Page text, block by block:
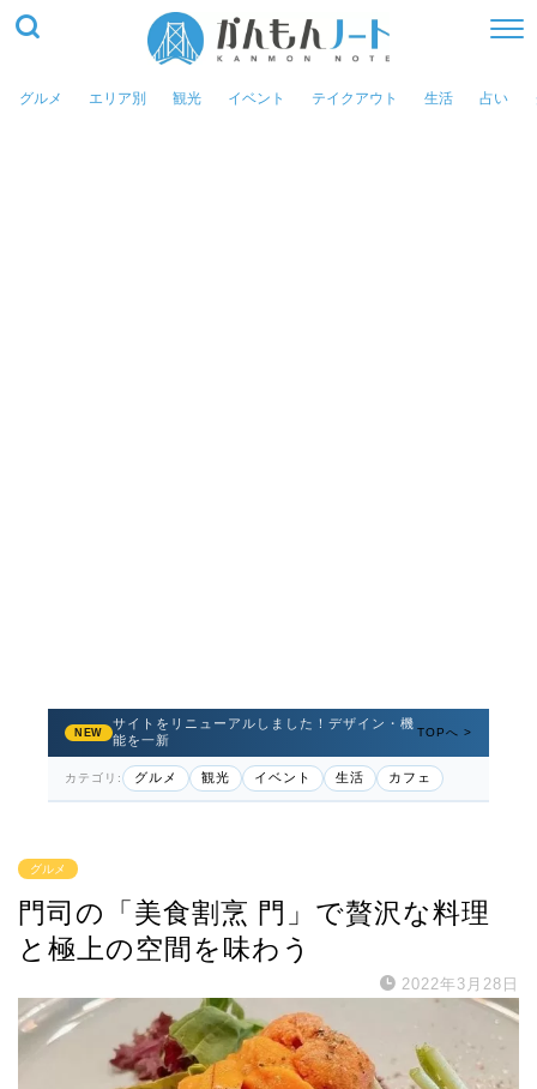
グルメ エリア別 観光 イベント テイクアウト 生活 占い
NEW
サイトをリニューアルしました！デザイン・機
能を一新
TOPへ >
カテゴリ: グルメ 観光 イベント 生活 カフェ
グルメ
門司の「美食割烹 門」で贅沢な料理
と極上の空間を味わう
2022年3月28日